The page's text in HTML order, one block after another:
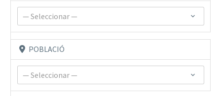
— Seleccionar —
POBLACIÓ
— Seleccionar —